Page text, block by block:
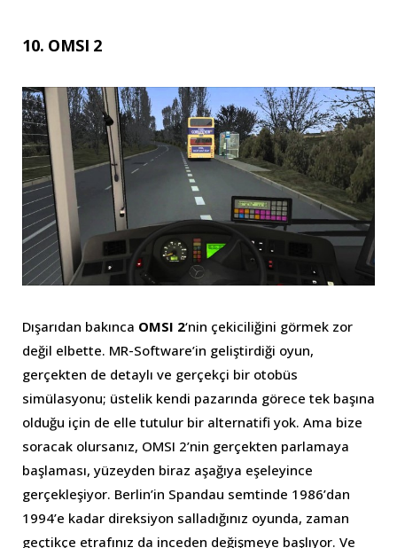
10. OMSI 2
Dışarıdan bakınca OMSI 2‘nin çekiciliğini görmek zor
değil elbette. MR-Software’in geliştirdiği oyun,
gerçekten de detaylı ve gerçekçi bir otobüs
simülasyonu; üstelik kendi pazarında görece tek başına
olduğu için de elle tutulur bir alternatifi yok. Ama bize
soracak olursanız, OMSI 2’nin gerçekten parlamaya
başlaması, yüzeyden biraz aşağıya eşeleyince
gerçekleşiyor. Berlin’in Spandau semtinde 1986’dan
1994’e kadar direksiyon salladığınız oyunda, zaman
geçtikçe etrafınız da inceden değişmeye başlıyor. Ve